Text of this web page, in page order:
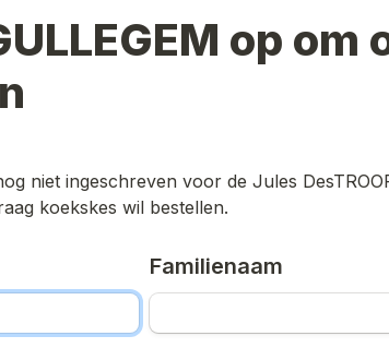
op om
niet ingeschreven voor de Jules
koekskes wil bestellen.
Familienaam